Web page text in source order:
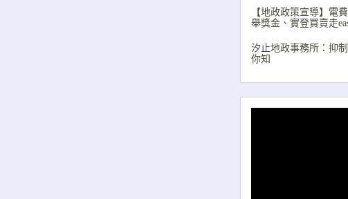
【地政政策宣導】電
舉獎金、實登買賣走
汐止地政事務所：抑
你知